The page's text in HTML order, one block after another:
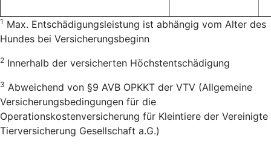
1 Max. Entschädigungsleistung ist abhängig vom Alter des
Hundes bei Versicherungsbeginn
2 Innerhalb der versicherten Höchstentschädigung
3 Abweichend von §9 AVB OPKKT der VTV (Allgemeine
Versicherungsbedingungen für die
Operationskostenversicherung für Kleintiere der Vereinigte
Tierversicherung Gesellschaft a.G.)